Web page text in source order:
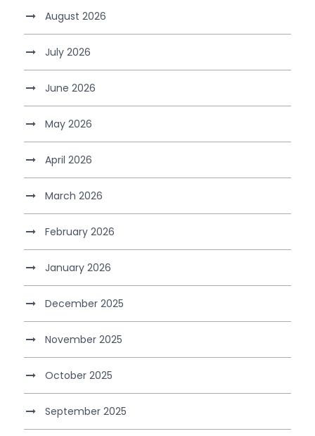
August 2026
July 2026
June 2026
May 2026
April 2026
March 2026
February 2026
January 2026
December 2025
November 2025
October 2025
September 2025